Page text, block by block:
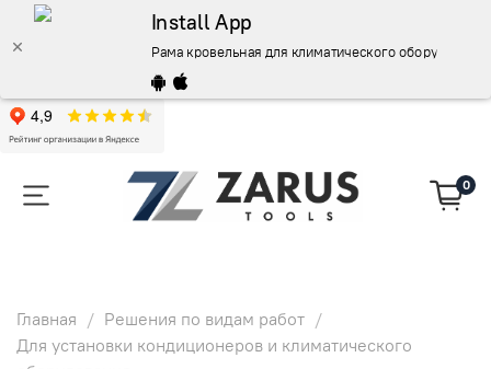
Install App
Рама кровельная для климатического
0
Главная
Решения по видам работ
Для установки кондиционеров и климатического